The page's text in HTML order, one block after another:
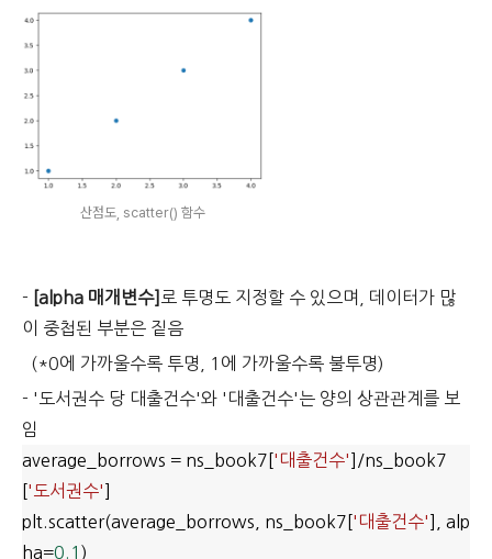
산점도, scatter() 함수
- [alpha 매개변수] 로 투명도 지정할 수 있으며, 데이터가 많
이 중첩된 부분은 짙음
(*0에 가까울수록 투명, 1에 가까울수록 불투명)
- '도서권수 당 대출건수'와 '대출건수'는 양의 상관관계를 보
임
average_borrows = ns_book7[ '대출건수'
]/ns_book7
'도서권수'
plt.scatter(average_borrows, ns_book7[ '대출건수'
], alp
ha=0.1 )